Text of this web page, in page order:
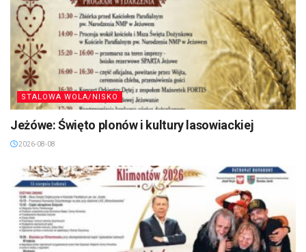
STALOWA WOLA/NISKO
Jeżówe: Święto plonów i kultury lasowiackiej
2026-08-08